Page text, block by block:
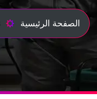
الصفحة الرئيسية